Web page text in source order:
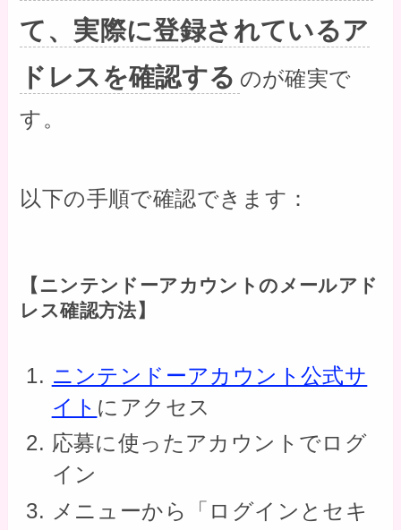
て、実際に登録されているア
ドレスを確認する のが確実で
す。
以下の手順で確認できます：
【ニンテンドーアカウントのメールアド
レス確認方法】
ニンテンドーアカウント公式サ
イト にアクセス
応募に使ったアカウントでログ
イン
メニューから「ログインとセキ